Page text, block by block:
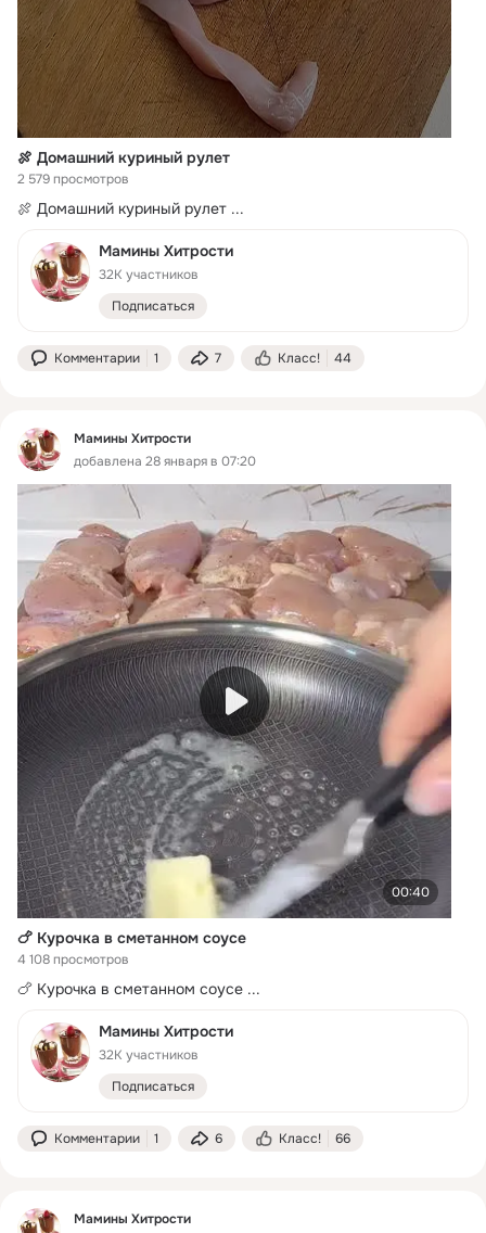
🍖 Домашний куриный рулет
2 579 просмотров
🍖 Домашний куриный рулет ...
Мамины Хитрости
32K участников
Подписаться
Комментарии 1 7 Класс! 44
Мамины Хитрости
добавлена 28 января в 07:20
00:40
🍗 Курочка в сметанном соусе
4 108 просмотров
🍗 Курочка в сметанном соусе ...
Мамины Хитрости
32K участников
Подписаться
Комментарии 1 6 Класс! 66
Мамины Хитрости